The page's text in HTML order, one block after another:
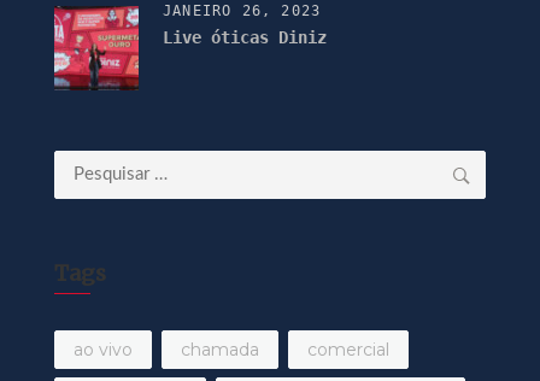
JANEIRO 26, 2023
Live óticas Diniz
Pesquisar
por:
Tags
ao vivo chamada comercial